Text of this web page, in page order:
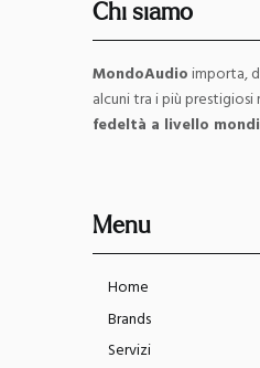
Chi siamo
MondoAudioimporta,
alcuni tra i più prestigiosi
fedeltà a livello
Menu
Home
Brands
Servizi